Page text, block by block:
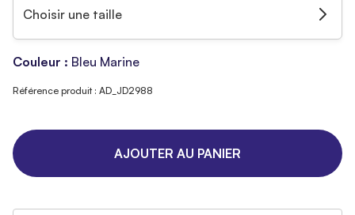
Choisir une taille
Couleur : Bleu Marine
Référence produit : AD_JD2988
AJOUTER AU PANIER